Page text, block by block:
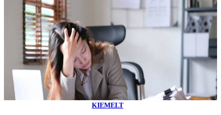
KIEMELT